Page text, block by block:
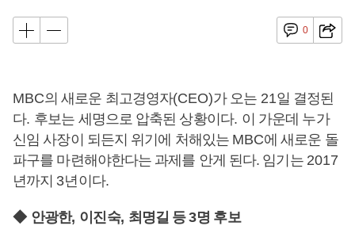
0
MBC의 새로운 최고경영자(CEO)가 오는 21일 결정된
다. 후보는 세명으로 압축된 상황이다. 이 가운데 누가
신임 사장이 되든지 위기에 처해있는 MBC에 새로운 돌
파구를 마련해야한다는 과제를 안게 된다. 임기는 2017
년까지 3년이다.
◆ 안광한, 이진숙, 최명길 등3명 후보